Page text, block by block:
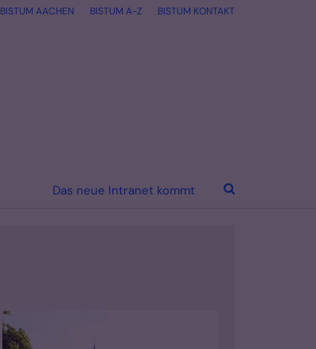
BISTUM AACHEN BISTUM A-Z BISTUM KONTAKT
Das neue Intranet kommt